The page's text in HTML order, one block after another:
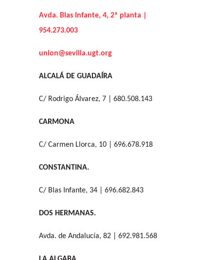
Avda. Blas Infante, 4, 2ª planta |
954.273.003
union@sevilla.ugt.org
ALCALÁ DE GUADAÍRA
C/ Rodrigo Álvarez, 7 | 680.508.143
CARMONA
C/ Carmen Llorca, 10 | 696.678.918
CONSTANTINA.
C/ Blas Infante, 34 | 696.682.843
DOS HERMANAS.
Avda. de Andalucía, 82 | 692.981.568